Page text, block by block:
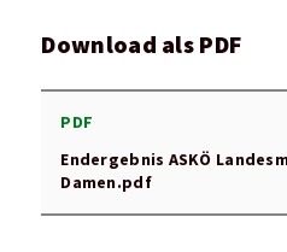
Download als PDF
PDF
Endergebnis ASKÖ
Damen.pdf